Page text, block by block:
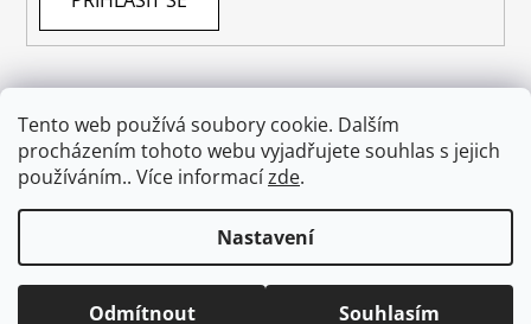
Tento web používá soubory cookie. Dalším
procházením tohoto webu vyjadřujete souhlas s jejich
používáním.. Více informacízde.
Nastavení
Odmítnout Souhlasím
Obchodní podmínky Doprava Napište nám
Ochrana osobních údajů GDPR
Odstoupení od smlouvy
Vytvořil Shoptet